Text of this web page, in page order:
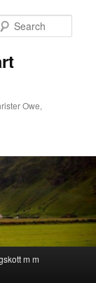
Owe,
m m